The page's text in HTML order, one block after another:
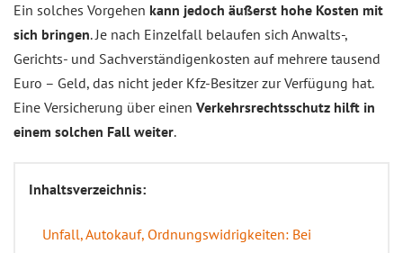
Ein solches Vorgehen kann jedoch äußerst hohe Kosten mit
sich bringen. Je nach Einzelfall belaufen sich Anwalts-,
Gerichts- und Sachverständigenkosten auf mehrere tausend
Euro – Geld, das nicht jeder Kfz-Besitzer zur Verfügung hat.
Eine Versicherung über einen Verkehrsrechtsschutz hilft in
einem solchen Fall weiter.
Inhaltsverzeichnis:
Unfall, Autokauf, Ordnungswidrigkeiten: Bei